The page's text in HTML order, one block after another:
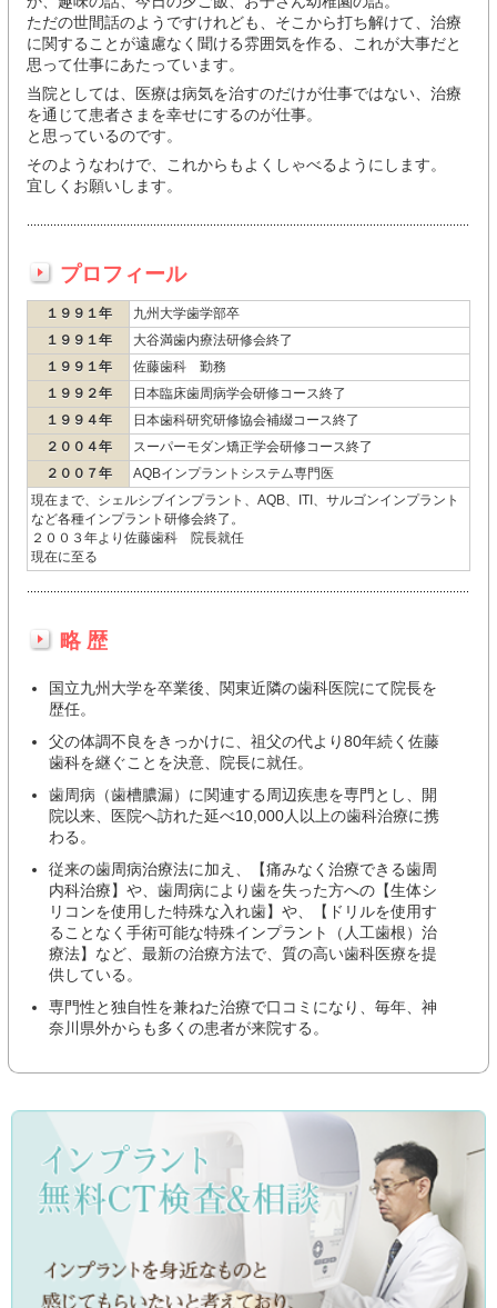
ただの世間話のようですけれども、そこから打ち解けて、治療
に関することが遠慮なく聞ける雰囲気を作る、これが大事だと
思って仕事にあたっています。
当院としては、医療は病気を治すのだけが仕事ではない、治療
を通じて患者さまを幸せにするのが仕事。
と思っているのです。
そのようなわけで、これからもよくしゃべるようにします。
宜しくお願いします。
プロフィール
１９９１年
九州大学歯学部卒
１９９１年
大谷満歯内療法研修会終了
１９９１年
佐藤歯科 勤務
１９９２年
日本臨床歯周病学会研修コース終了
１９９４年
日本歯科研究研修協会補綴コース終了
２００４年
スーパーモダン矯正学会研修コース終了
２００７年
AQBインプラントシステム専門医
現在まで、シェルシブインプラント、AQB、ITI、サルゴンインプラント
など各種インプラント研修会終了。
２００３年より佐藤歯科 院長就任
現在に至る
略 歴
国立九州大学を卒業後、関東近隣の歯科医院にて院長を
歴任。
父の体調不良をきっかけに、祖父の代より80年続く佐藤
歯科を継ぐことを決意、院長に就任。
歯周病（歯槽膿漏）に関連する周辺疾患を専門とし、開
院以来、医院へ訪れた延べ10,000人以上の歯科治療に携
わる。
従来の歯周病治療法に加え、【痛みなく治療できる歯周
内科治療】や、歯周病により歯を失った方への【生体シ
リコンを使用した特殊な入れ歯】や、【ドリルを使用す
ることなく手術可能な特殊インプラント（人工歯根）治
療法】など、最新の治療方法で、質の高い歯科医療を提
供している。
専門性と独自性を兼ねた治療で口コミになり、毎年、神
奈川県外からも多くの患者が来院する。